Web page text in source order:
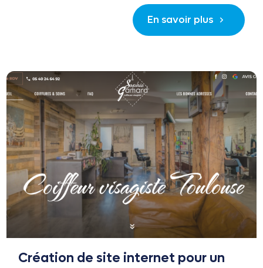
En savoir plus
Création de site internet pour un